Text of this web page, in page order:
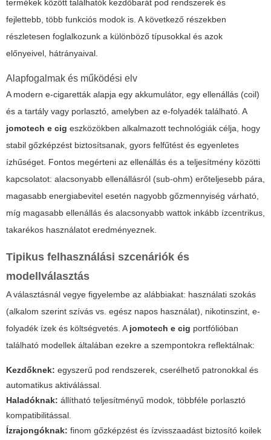
termékek között találhatók kezdőbarát pod rendszerek és
fejlettebb, több funkciós modok is. A következő részekben
részletesen foglalkozunk a különböző típusokkal és azok
előnyeivel, hátrányaival.
Alapfogalmak és működési elv
A modern e-cigaretták alapja egy akkumulátor, egy ellenállás (coil)
és a tartály vagy porlasztó, amelyben az e-folyadék található. A
jomotech e cig eszközökben alkalmazott technológiák célja, hogy
stabil gőzképzést biztosítsanak, gyors felfűtést és egyenletes
ízhűséget. Fontos megérteni az ellenállás és a teljesítmény közötti
kapcsolatot: alacsonyabb ellenállásról (sub-ohm) erőteljesebb pára,
magasabb energiabevitel esetén nagyobb gőzmennyiség várható,
míg magasabb ellenállás és alacsonyabb wattok inkább ízcentrikus,
takarékos használatot eredményeznek.
Tipikus felhasználási szcenáriók és
modellválasztás
A választásnál vegye figyelembe az alábbiakat: használati szokás
(alkalom szerint szívás vs. egész napos használat), nikotinszint, e-
folyadék ízek és költségvetés. Ajomotech e cig portfólióban
található modellek általában ezekre a szempontokra reflektálnak:
Kezdőknek: egyszerű pod rendszerek, cserélhető patronokkal és
automatikus aktiválással.
Haladóknak: állítható teljesítményű modok, többféle porlasztó
kompatibilitással.
Ízrajongóknak: finom gőzképzést és ízvisszaadást biztosító koilek